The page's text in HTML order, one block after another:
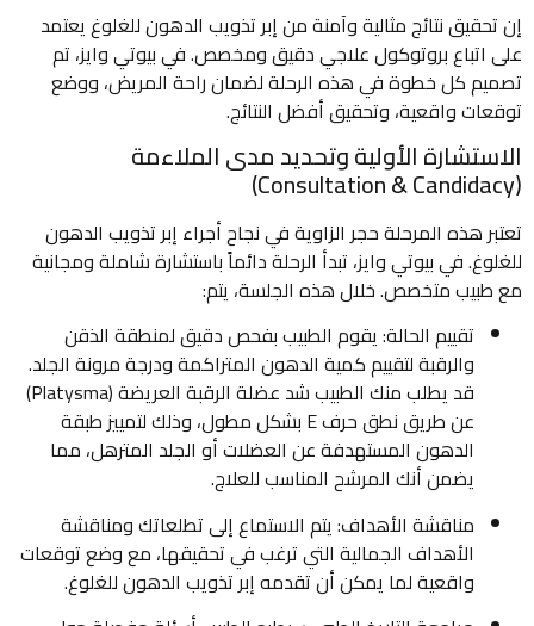
إن تحقيق نتائج مثالية وآمنة من إبر تذويب الدهون للغلوغ يعتمد
على اتباع بروتوكول علاجي دقيق ومخصص. في بيوتي وايز، تم
تصميم كل خطوة في هذه الرحلة لضمان راحة المريض، ووضع
توقعات واقعية، وتحقيق أفضل النتائج.
الاستشارة الأولية وتحديد مدى الملاءمة
(Consultation & Candidacy)
تعتبر هذه المرحلة حجر الزاوية في نجاح أجراء إبر تذويب الدهون
للغلوغ. في بيوتي وايز، تبدأ الرحلة دائماً باستشارة شاملة ومجانية
مع طبيب متخصص. خلال هذه الجلسة، يتم:
تقييم الحالة: يقوم الطبيب بفحص دقيق لمنطقة الذقن
والرقبة لتقييم كمية الدهون المتراكمة ودرجة مرونة الجلد.
قد يطلب منك الطبيب شد عضلة الرقبة العريضة (Platysma)
عن طريق نطق حرف E بشكل مطول، وذلك لتمييز طبقة
الدهون المستهدفة عن العضلات أو الجلد المترهل، مما
يضمن أنك المرشح المناسب للعلاج.
مناقشة الأهداف: يتم الاستماع إلى تطلعاتك ومناقشة
الأهداف الجمالية التي ترغب في تحقيقها، مع وضع توقعات
واقعية لما يمكن أن تقدمه إبر تذويب الدهون للغلوغ.